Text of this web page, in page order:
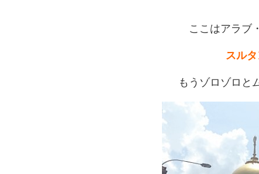
ここはアラブ
スル
もうゾロゾロと